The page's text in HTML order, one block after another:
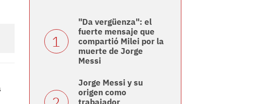
"Da vergüenza": el
fuerte mensaje que
compartió Milei por la
muerte de Jorge
Messi
Jorge Messi y su
origen como